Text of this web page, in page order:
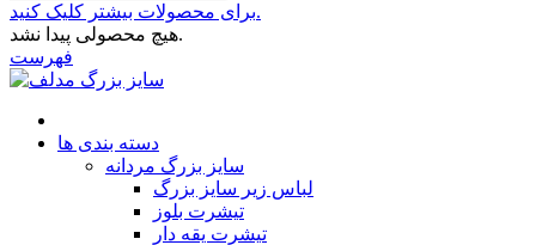
برای محصولات بیشتر کلیک کنید.
هیچ محصولی پیدا نشد.
فهرست
دسته بندی ها
سایز بزرگ مردانه
لباس زیر سایز بزرگ
تیشرت بلوز
تیشرت یقه دار